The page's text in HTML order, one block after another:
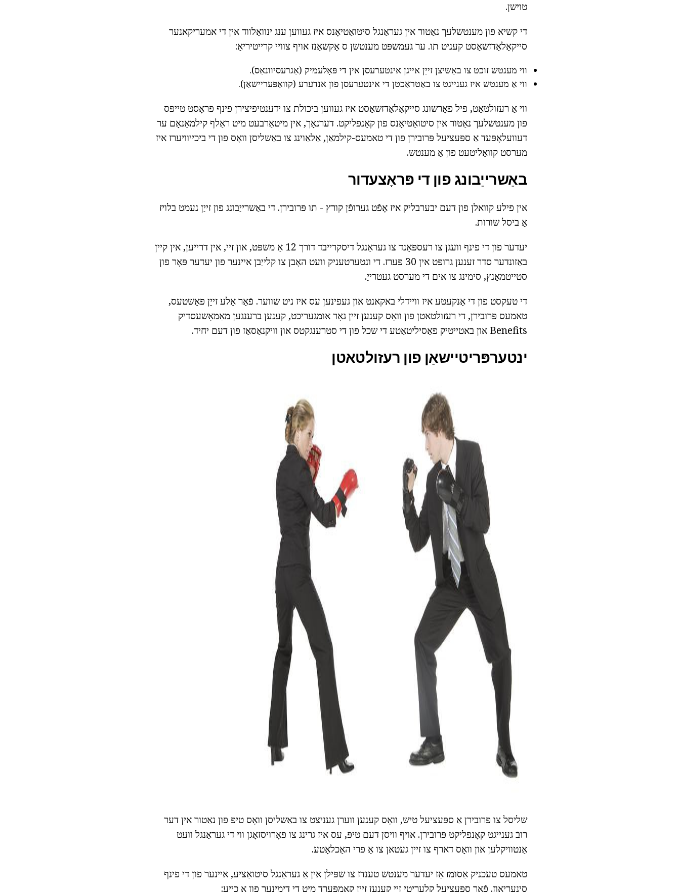
טוישן.
די קשיא פון מענטשלעך נאַטור אין געראַנגל סיטואַטיאָנס איז געווען ענג ינוואַלווד אין די אמעריקאנער
סייקאַלאַדזשאַסט קעניט תו. ער געמשפּט מענטשן ס אַקשאַנז אויף צוויי קרייטיריאַ:
ווי מענטש זוכט צו באַשיצן זייַן אייגן אינטערעסן אין די פּאָלעמיק (אַגרעסיוונאַס).
ווי אַ מענטש איז גענייגט צו באַטראַכטן די אינטערעסן פון אנדערע (קוואַפּעריישאַן).
ווי אַ רעזולטאַט, פיל פאָרשונג סייקאַלאַדזשאַסט איז געווען ביכולת צו ידענטיפיצירן פינף פּראָסט טייפּס
פון מענטשלעך נאַטור אין סיטואַטיאָנס פון קאָנפליקט. דערנאָך, אין מיטאַרבעט מיט ראַלף קילמאַנאָם ער
דעוועלאָפּעד אַ ספּעציעל פּרובירן פון די טאמעס-קילמאַן, אַלאַוינג צו באַשליסן וואָס פון די ביכייוויערז איז
מערסט קוואַליטעט פון אַ מענטש.
באַשרייַבונג פון די פּראָצעדור
אין פילע קוואלן פון דעם יבערבליק איז אָפֿט גערופֿן קורץ - תו פּרובירן. די באַשרייַבונג פון זייַן נעמט בלויז
אַ ביסל שורות.
יעדער פון די פינף וועגן צו רעספּאָנד צו געראַנגל דיסקרייבד דורך 12 אַ משפּט, און זיי, אין דרייען, אין קיין
באַזונדער סדר זענען גרופּט אין 30 פּערז. די ונטערטעניק וועט האָבן צו קלייַבן איינער פון יעדער פּאָר פון
סטייטמאַנץ, סימינג צו אים די מערסט געטרייַ.
די טעקסט פון די אַנקעטע איז וויידלי באקאנט און געפינען עס איז ניט שווער. פֿאַר אַלע זייַן פּאַשטעס,
טאמעס פּרובירן, די רעזולטאטן פון וואָס קענען זיין גאָר אומגעריכט, קענען ברענגען מאַמאָשעסדיק
Benefits און באטייטיק פאַסיליטאַטע די שכל פון די סטרענגקטס און וויקנאַסאַז פון דעם יחיד.
ינטערפּריטיישאַן פון רעזולטאטן
שליסל צו פּרובירן אַ ספּעציעל טיש, וואָס קענען ווערן געניצט צו באַשליסן וואָס טיפּ פון נאַטור אין דער
רובֿ גענייגט קאָנפליקט פּרובירן. אויף וויסן דעם טיפּ, עס איז גרינג צו פאָרויסזאָגן ווי די געראַנגל וועט
אַנטוויקלען און וואָס דארף צו זיין געטאן צו אַ פרי האַכלאָטע.
טאמעס טעכניק אַסומז אַז יעדער מענטש טענדז צו שפּילן אין אַ געראַנגל סיטואַציע, איינער פון די פינף
סינעריאָוז. פֿאַר ספּעציעל קלעריטי זיי קענען זיין קאַמפּערד מיט די דימינער פון אַ כייַע: